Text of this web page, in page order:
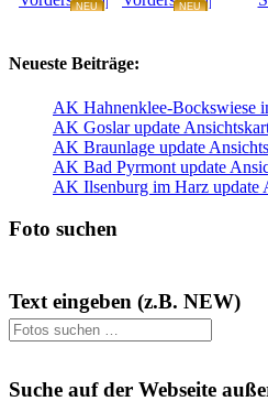
NEU
NEU
Neueste Beiträge:
AK Hahnenklee-Bockswiese
AK Goslar update
AK Braunlage update
AK Bad Pyrmont update
AK Ilsenburg im Harz update
Foto suchen
Text eingeben (z.B. NEW)
Suche auf der Webseite